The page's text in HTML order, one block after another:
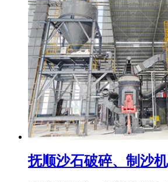
抚顺沙石破碎、制沙